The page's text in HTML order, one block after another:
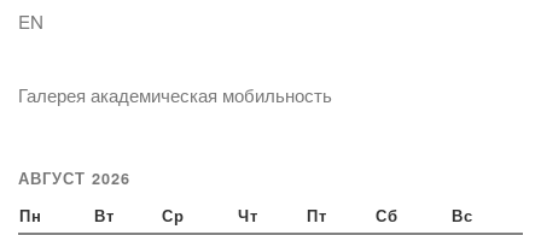
EN
Галерея академическая мобильность
АВГУСТ 2026
Пн Вт Ср Чт Пт Сб Вс